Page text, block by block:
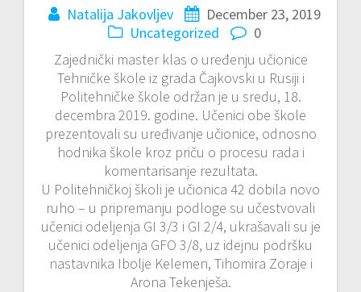
Natalija Jakovljev
December 23, 2019
Uncategorized
0
Zajednički master klas o uređenju učionice
Tehničke škole iz grada Čajkovski u Rusiji i
Politehničke škole održan je u sredu, 18.
decembra 2019. godine. Učenici obe škole
prezentovali su uređivanje učionice, odnosno
hodnika škole kroz priču o procesu rada i
komentarisanje rezultata.
U Politehničkoj školi je učionica 42 dobila novo
ruho – u pripremanju podloge su učestvovali
učenici odeljenja GI 3/3 i GI 2/4, ukrašavali su je
učenici odeljenja GFO 3/8, uz idejnu podršku
nastavnika Ibolje Kelemen, Tihomira Zoraje i
Arona Tekenješa.